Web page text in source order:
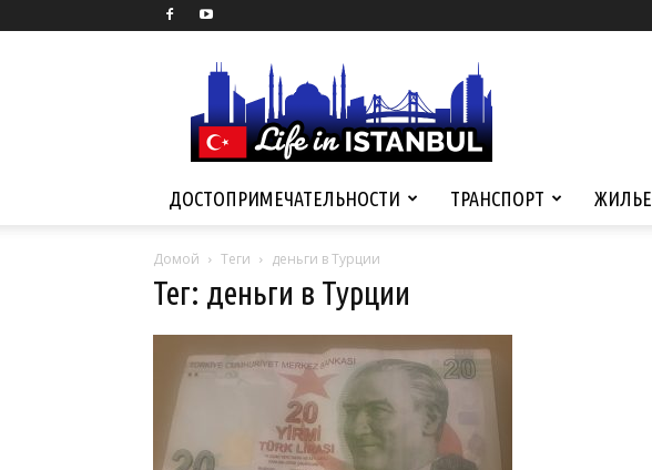
Life
Istanbul
ДОСТОПРИМЕЧАТЕЛЬНОСТИ ТРАНСПОРТ ЖИЛЬЕ
Домой Теги деньги в Турции
Тег: деньги в Турции